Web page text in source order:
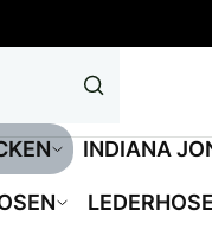
INDIANA